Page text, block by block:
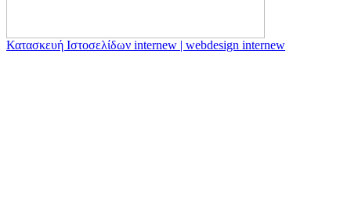
Κατασκευή Ιστοσελίδων internew | webdesign internew